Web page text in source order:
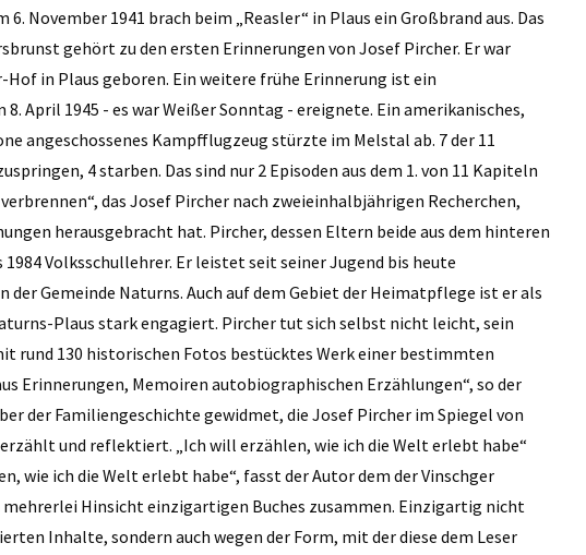
November 1941 brach beim „Reasler“ in Plaus ein Großbrand aus. Das
gehört zu den ersten Erinnerungen von Josef Pircher. Er war
in Plaus geboren. Ein weitere frühe Erinnerung ist ein
April 1945 - es war Weißer Sonntag - ereignete. Ein amerikanisches,
angeschossenes Kampfflugzeug stürzte im Melstal ab. 7 der 11
4 starben. Das sind nur 2 Episoden aus dem 1. von 11 Kapiteln
das Josef Pircher nach zweieinhalbjährigen Recherchen,
herausgebracht hat. Pircher, dessen Eltern beide aus dem hinteren
Volksschullehrer. Er leistet seit seiner Jugend bis heute
Gemeinde Naturns. Auch auf dem Gebiet der Heimatpflege ist er als
Plaus stark engagiert. Pircher tut sich selbst nicht leicht, sein
rund 130 historischen Fotos bestücktes Werk einer bestimmten
Erinnerungen, Memoiren autobiographischen Erzählungen“, so der
der Familiengeschichte gewidmet, die Josef Pircher im Spiegel von
und reflektiert. „Ich will erzählen, wie ich die Welt erlebt habe“
wie ich die Welt erlebt habe“, fasst der Autor dem der Vinschger
mehrerlei Hinsicht einzigartigen Buches zusammen. Einzigartig nicht
Inhalte, sondern auch wegen der Form, mit der diese dem Leser